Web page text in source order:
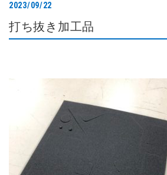
2023/09/22
打ち抜き加工品